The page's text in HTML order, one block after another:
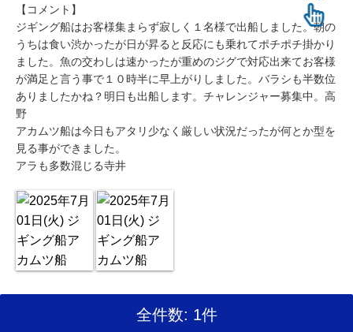
【コメント】
ジギング船はお客様集まらず寂しく１名様で出船しました。朝の
うちは食い渋かったが日が昇ると反応にも乗れてポチポチ掛かり
ました。魚の交わしは速かったが重めのジグで対応出来てお客様
が満足と言う事で１０時半に早上がりしました。バラシも半数位
ありましたかね？明日も出船します。チャレンジャー募集中。高
野
アカムツ船は今日もアタリ少なく厳しい状況だったが何とか型を
見る事ができました。
アラも多数混じる寺井
全件数: 1件